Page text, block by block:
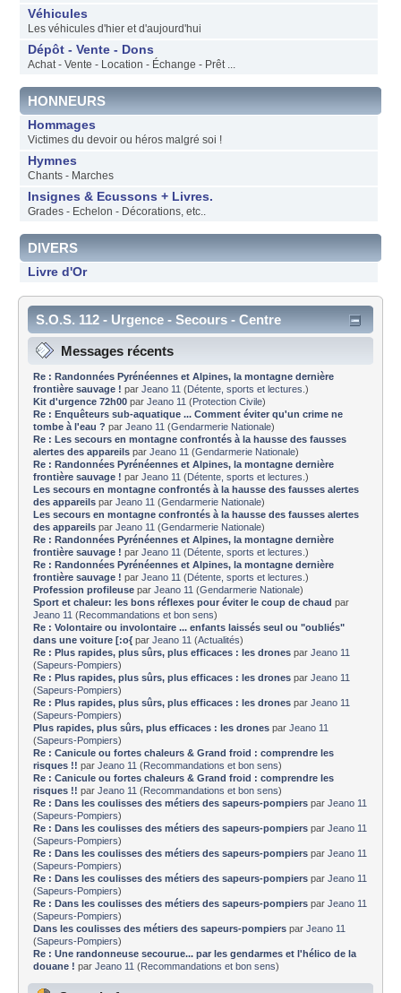
Véhicules
Les véhicules d'hier et d'aujourd'hui
Dépôt - Vente - Dons
Achat - Vente - Location - Échange - Prêt ...
HONNEURS
Hommages
Victimes du devoir ou héros malgré soi !
Hymnes
Chants - Marches
Insignes & Ecussons + Livres.
Grades - Echelon - Décorations, etc..
DIVERS
Livre d'Or
S.O.S. 112 - Urgence - Secours - Centre
d'informations
Messages récents
Re : Randonnées Pyrénéennes et Alpines, la montagne dernière
frontière sauvage ! par Jeano 11 (Détente, sports et lectures. )
Kit d'urgence 72h00par Jeano 11 (Protection Civile)
Re : Enquêteurs sub-aquatique ... Comment éviter qu'un crime ne
tombe à l'eau ? par Jeano 11 (Gendarmerie Nationale)
Re : Les secours en montagne confrontés à la hausse des fausses
alertes des appareilspar Jeano 11 (Gendarmerie Nationale)
Re : Randonnées Pyrénéennes et Alpines, la montagne dernière
frontière sauvage ! par Jeano 11 (Détente, sports et lectures. )
Les secours en montagne confrontés à la hausse des fausses alertes
des appareilspar Jeano 11 (Gendarmerie Nationale)
Les secours en montagne confrontés à la hausse des fausses alertes
des appareilspar Jeano 11 (Gendarmerie Nationale)
Re : Randonnées Pyrénéennes et Alpines, la montagne dernière
frontière sauvage ! par Jeano 11 (Détente, sports et lectures. )
Re : Randonnées Pyrénéennes et Alpines, la montagne dernière
frontière sauvage ! par Jeano 11 (Détente, sports et lectures. )
Profession profileuse par Jeano 11 (Gendarmerie Nationale)
Sport et chaleur: les bons réflexes pour éviter le coup de chaud par
Jeano 11 (Recommandations et bon sens)
Re : Volontaire ou involontaire ... enfants laissés seul ou "oubliés"
dans une voiture [:o{par Jeano 11 (Actualités)
Re : Plus rapides, plus sûrs, plus efficaces : les drones par Jeano 11
(Sapeurs-Pompiers)
Re : Plus rapides, plus sûrs, plus efficaces : les drones par Jeano 11
(Sapeurs-Pompiers)
Re : Plus rapides, plus sûrs, plus efficaces : les drones par Jeano 11
(Sapeurs-Pompiers)
Plus rapides, plus sûrs, plus efficaces : les drones par Jeano 11
(Sapeurs-Pompiers)
Re : Canicule ou fortes chaleurs & Grand froid : comprendre les
risques !! par Jeano 11 (Recommandations et bon sens)
Re : Canicule ou fortes chaleurs & Grand froid : comprendre les
risques !! par Jeano 11 (Recommandations et bon sens)
Re : Dans les coulisses des métiers des sapeurs-pompierspar Jeano 11
(Sapeurs-Pompiers)
Re : Dans les coulisses des métiers des sapeurs-pompierspar Jeano 11
(Sapeurs-Pompiers)
Re : Dans les coulisses des métiers des sapeurs-pompierspar Jeano 11
(Sapeurs-Pompiers)
Re : Dans les coulisses des métiers des sapeurs-pompierspar Jeano 11
(Sapeurs-Pompiers)
Re : Dans les coulisses des métiers des sapeurs-pompierspar Jeano 11
(Sapeurs-Pompiers)
Dans les coulisses des métiers des sapeurs-pompierspar Jeano 11
(Sapeurs-Pompiers)
Re : Une randonneuse secourue... par les gendarmes et l'hélico de la
douane ! par Jeano 11 (Recommandations et bon sens)